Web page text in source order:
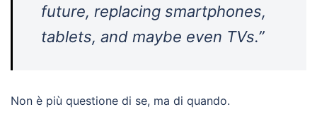
future, replacing smartphones,
tablets, and maybe even TVs.”
Non è più questione di se, ma di quando.